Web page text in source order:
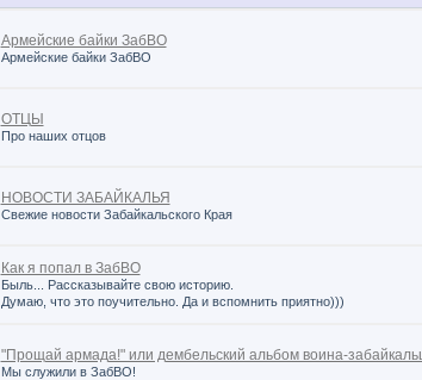
Армейские байки ЗабВО
Армейские байки ЗабВО
ОТЦЫ
Про наших отцов
НОВОСТИ ЗАБАЙКАЛЬЯ
Свежие новости Забайкальского Края
Как я попал в ЗабВО
Быль... Рассказывайте свою историю.
Думаю, что это поучительно. Да и вспомнить приятно)))
"Прощай армада!" или дембельский альбом воина-
Мы служили в ЗабВО!